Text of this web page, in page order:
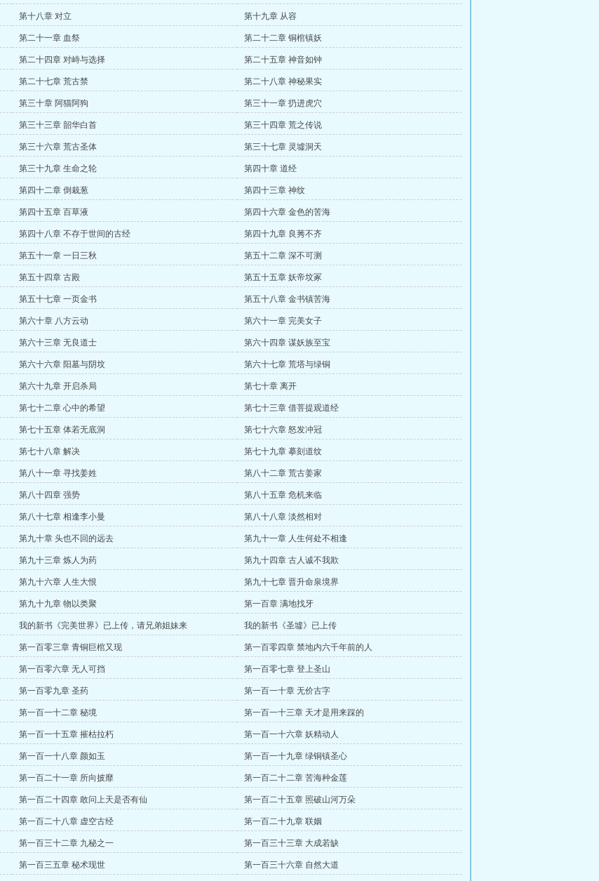
第十八章 对立 第十九章 从容
第二十一章 血祭 第二十二章 铜棺镇妖
第二十四章 对峙与选择 第二十五章 神音如钟
第二十七章 荒古禁 第二十八章 神秘果实
第三十章 阿猫阿狗 第三十一章 扔进虎穴
第三十三章 韶华白首 第三十四章 荒之传说
第三十六章 荒古圣体 第三十七章 灵墟洞天
第三十九章 生命之轮 第四十章 道经
第四十二章 倒栽葱 第四十三章 神纹
第四十五章 百草液 第四十六章 金色的苦海
第四十八章 不存于世间的古经 第四十九章 良莠不齐
第五十一章 一日三秋 第五十二章 深不可测
第五十四章 古殿 第五十五章 妖帝坟冢
第五十七章 一页金书 第五十八章 金书镇苦海
第六十章 八方云动 第六十一章 完美女子
第六十三章 无良道士 第六十四章 谋妖族至宝
第六十六章 阳墓与阴坟 第六十七章 荒塔与绿铜
第六十九章 开启杀局 第七十章 离开
第七十二章 心中的希望 第七十三章 借菩提观道经
第七十五章 体若无底洞 第七十六章 怒发冲冠
第七十八章 解决 第七十九章 摹刻道纹
第八十一章 寻找姜姓 第八十二章 荒古姜家
第八十四章 强势 第八十五章 危机来临
第八十七章 相逢李小曼 第八十八章 淡然相对
第九十章 头也不回的远去 第九十一章 人生何处不相逢
第九十三章 炼人为药 第九十四章 古人诚不我欺
第九十六章 人生大恨 第九十七章 晋升命泉境界
第九十九章 物以类聚 第一百章 满地找牙
我的新书《完美世界》已上传，请兄弟姐妹来 我的新书《圣墟》已上传
第一百零三章 青铜巨棺又现 第一百零四章 禁地内六千年前的人
第一百零六章 无人可挡 第一百零七章 登上圣山
第一百零九章 圣药 第一百一十章 无价古字
第一百一十二章 秘境 第一百一十三章 天才是用来踩的
第一百一十五章 摧枯拉朽 第一百一十六章 妖精动人
第一百一十八章 颜如玉 第一百一十九章 绿铜镇圣心
第一百二十一章 所向披靡 第一百二十二章 苦海种金莲
第一百二十四章 敢问上天是否有仙 第一百二十五章 照破山河万朵
第一百二十八章 虚空古经 第一百二十九章 联姻
第一百三十二章 九秘之一 第一百三十三章 大成若缺
第一百三五章 秘术现世 第一百三十六章 自然大道